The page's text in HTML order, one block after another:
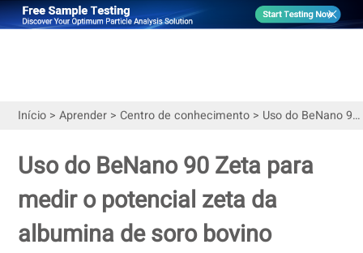
Início> Aprender> Centro de conhecimento> Uso do BeNano 90 Zeta para medir o potencial zeta da albumina de soro bovino
Uso do BeNano 90 Zeta para
medir o potencial zeta da
albumina de soro bovino